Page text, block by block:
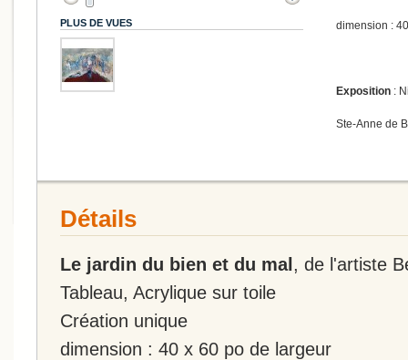
dimension :
Exposition :
Ste-Anne de
PLUS DE VUES
Détails
Le jardin du bien et du mal, de l'artiste
Tableau, Acrylique sur toile
Création unique
dimension : 40 x 60 po de largeur